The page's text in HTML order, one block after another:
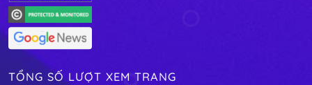
TỔNG SỐ LƯỢT XEM TRANG